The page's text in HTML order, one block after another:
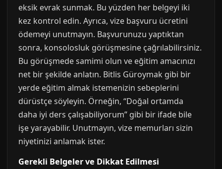
eksik evrak sunmak. Bu yüzden her belgeyi iki
kez kontrol edin. Ayrıca, vize başvuru ücretini
ödemeyi unutmayın. Başvurunuzu yaptıktan
sonra, konsolosluk görüşmesine çağrılabilirsiniz.
Bu görüşmede samimi olun ve eğitim amacınızı
net bir şekilde anlatın. Bitlis Güroymak gibi bir
yerde eğitim almak istemenizin sebeplerini
dürüstçe söyleyin. Örneğin, “Doğal ortamda
daha iyi ders çalışabiliyorum” gibi bir ifade bile
işe yarayabilir. Unutmayın, vize memurları sizin
niyetinizi anlamak ister.
Gerekli Belgeler ve Dikkat Edilmesi